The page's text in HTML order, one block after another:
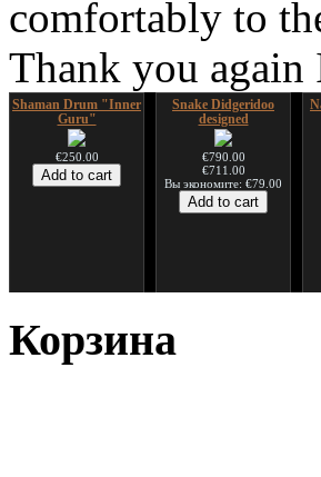
comfortably to
Thank you
Shaman Drum "Inner
Guru"
€250.00
Snake Didgeridoo
designed
€790.00
€711.00
Вы экономите: €79.00
€75.00
Корзина